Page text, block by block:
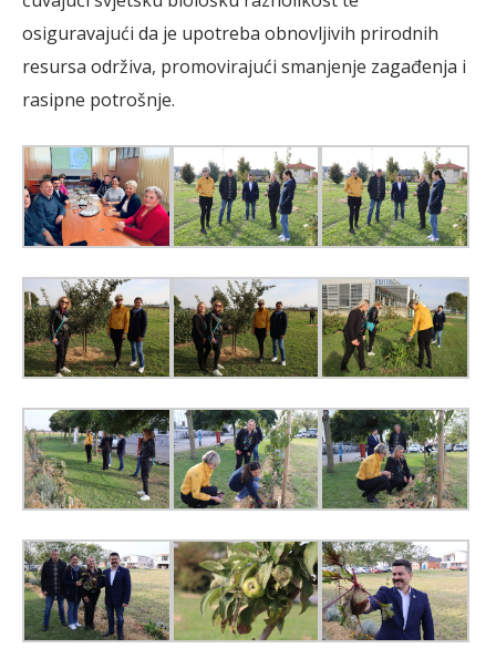
osiguravajući da je upotreba obnovljivih prirodnih
resursa održiva, promovirajući smanjenje zagađenja i
rasipne potrošnje.